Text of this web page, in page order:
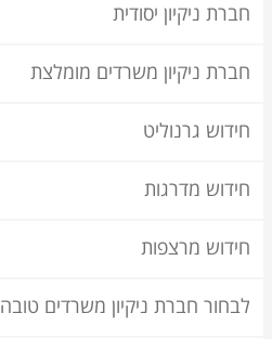
חברת ניקיון יסודית
חברת ניקיון משרדים מומלצת
חידוש גרנוליט
חידוש מדרגות
חידוש מרצפות
לבחור חברת ניקיון משרדים טובה